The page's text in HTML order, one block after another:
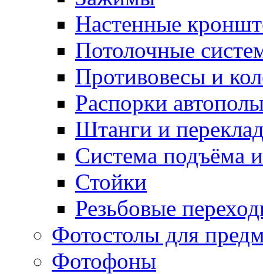
Настенные
Потолочные
Противовесы и
Распорки
Штанги и
Система подъёма
Стойки
Резьбовые
Фотостолы для
Фотофоны